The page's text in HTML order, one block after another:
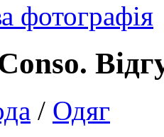
фотографія
/ Одяг